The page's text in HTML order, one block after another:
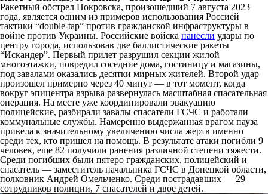
Ракетный обстрел Покровска, произошедший 7 августа 2023
года, является одним из примеров использования Россией
тактики “double-tap” против гражданской инфраструктуры в
войне против Украины. Российские войска нанесли удары по
центру города, использовав две баллистические ракеты
“Искандер”. Первый прилет разрушил секции жилой
многоэтажки, повредил соседние дома, гостиницу и магазины,
под завалами оказались десятки мирных жителей. Второй удар
произошел примерно через 40 минут — в тот момент, когда
вокруг эпицентра взрыва развернулась масштабная спасательная
операция. На месте уже координировали эвакуацию
полицейские, разбирали завалы спасатели ГСЧС и работали
коммунальные службы. Намеренно выдержанная врагом пауза
привела к значительному увеличению числа жертв именно
среди тех, кто пришел на помощь. В результате атаки погибли 9
человек, еще 82 получили ранения различной степени тяжести.
Среди погибших были пятеро гражданских, полицейский и
спасатель — заместитель начальника ГСЧС в Донецкой области,
полковник Андрей Омельченко. Среди пострадавших — 29
сотрудников полиции, 7 спасателей и двое детей.